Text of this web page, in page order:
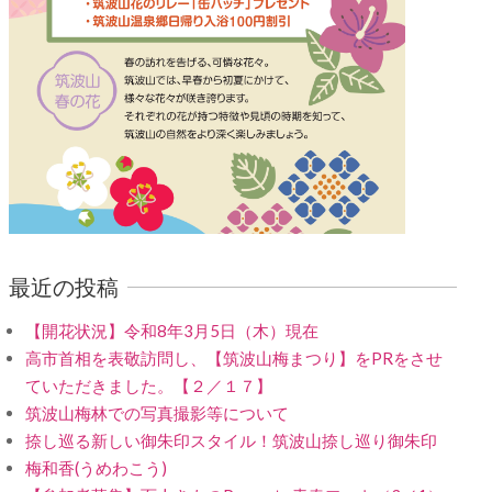
最近の投稿
【開花状況】令和8年3月5日（木）現在
高市首相を表敬訪問し、【筑波山梅まつり】をPRをさせ
ていただきました。【２／１７】
筑波山梅林での写真撮影等について
捺し巡る新しい御朱印スタイル！筑波山捺し巡り御朱印
梅和香(うめわこう)